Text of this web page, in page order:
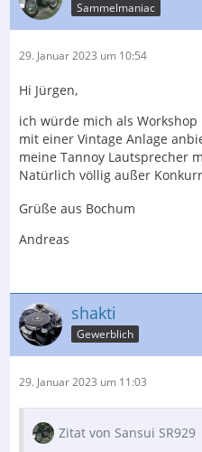
Sammelmaniac
29. Januar 2023 um 10:54
Hi Jürgen,
ich würde mich als
mit einer Vintage Anlage
meine Tannoy Lautsprecher
Natürlich völlig außer
Grüße aus Bochum
Andreas
shakti
Gewerblich
29. Januar 2023 um 11:03
Zitat von Sansui SR929